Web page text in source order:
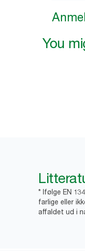
You
* Ifølge EN
farlige eller
affaldet ud i